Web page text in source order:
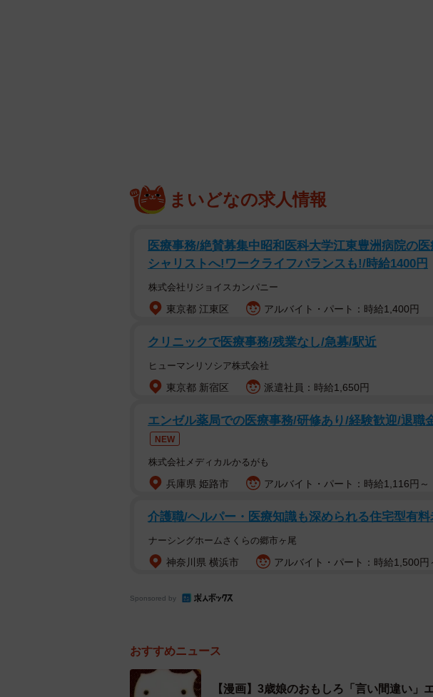
かわいい信楽焼のイラストですが… ※ゆるゆ
滋賀県の名産、信楽焼をデフォルメしたイラスト。ゆるゆ
ップで購入した、お風呂の壁に貼る日本地図に描かれてい
たぬきの胴体の部分に描かれている「・」「×」の模様が
ィーに見えたもよう。
まいどなの求人情報
医療事務/絶賛募集中昭和医科大学江東豊洲病院の
シャリストへ!ワークライフバランスも!/時給1400円
株式会社リジョイスカンパニー
東京都 江東区 アルバイト・パート：時給1,400円
クリニックで医療事務/残業なし/急募/駅近
ヒューマンリソシア株式会社
東京都 新宿区 派遣社員：時給1,650円
エンゼル薬局での医療事務/研修あり/経験歓迎/退職
NEW
株式会社メディカルかるがも
兵庫県 姫路市 アルバイト・パート：時給1,116円～
介護職/ヘルパー・医療知識も深められる住宅型有
ナーシングホームさくらの郷市ヶ尾
神奈川県 横浜市 アルバイト・パート：時給1,500円
Sponsored by
おすすめニュース
【漫画】3歳娘のおもしろ「言い間違い」